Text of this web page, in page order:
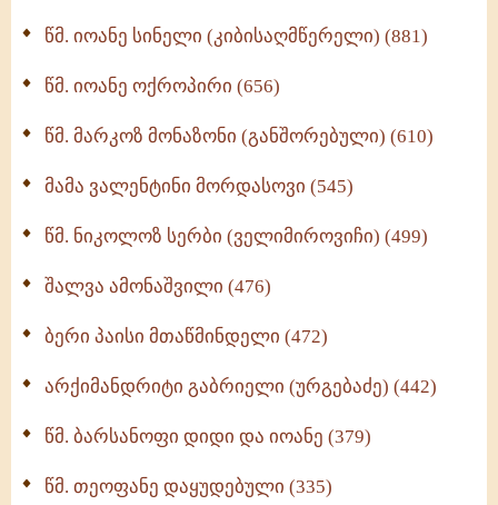
წმ. იოანე სინელი (კიბისაღმწერელი) (881)
წმ. იოანე ოქროპირი (656)
წმ. მარკოზ მონაზონი (განშორებული) (610)
მამა ვალენტინი მორდასოვი (545)
წმ. ნიკოლოზ სერბი (ველიმიროვიჩი) (499)
შალვა ამონაშვილი (476)
ბერი პაისი მთაწმინდელი (472)
არქიმანდრიტი გაბრიელი (ურგებაძე) (442)
წმ. ბარსანოფი დიდი და იოანე (379)
წმ. თეოფანე დაყუდებული (335)